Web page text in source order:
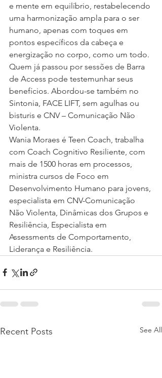
e mente em equilíbrio, restabelecendo
uma harmonização ampla para o ser
humano, apenas com toques em
pontos específicos da cabeça e
energização no corpo, como um todo.
Quem já passou por sessões de Barra
de Access pode testemunhar seus
benefícios. Abordou-se também no
Sintonia, FACE LIFT, sem agulhas ou
bisturis e CNV – Comunicação Não
Violenta.
Wania Moraes é Teen Coach, trabalha
com Coach Cognitivo Resiliente, com
mais de 1500 horas em processos,
ministra cursos de Foco em
Desenvolvimento Humano para jovens,
especialista em CNV-Comunicação
Não Violenta, Dinâmicas dos Grupos e
Resiliência, Especialista em
Assessments de Comportamento,
Liderança e Resiliência.
Recent Posts See All